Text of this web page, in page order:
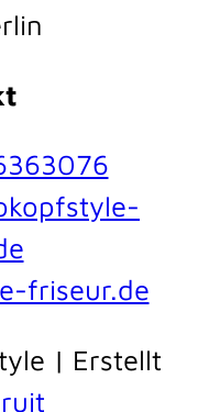
friseur.de
| Erstellt